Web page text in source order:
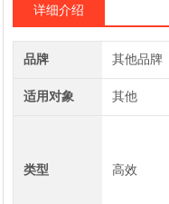
详细介绍
品牌 其他品牌
适用对象 其他
类型 高效